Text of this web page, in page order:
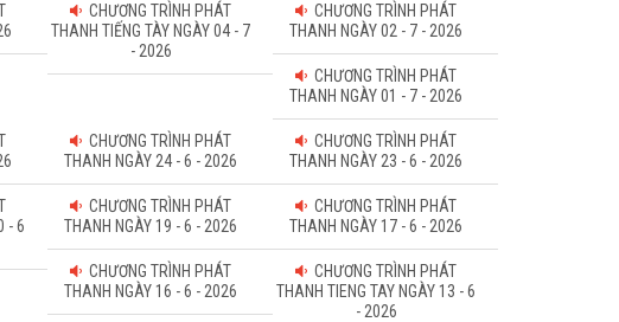
CHƯƠNG TRÌNH PHÁT
THANH TIẾNG TÀY NGÀY 04 - 7
- 2026
CHƯƠNG TRÌNH PHÁT
THANH NGÀY 02 - 7 - 2026
CHƯƠNG TRÌNH PHÁT
THANH NGÀY 01 - 7 - 2026
CHƯƠNG TRÌNH PHÁT
THANH NGÀY 24 - 6 - 2026
CHƯƠNG TRÌNH PHÁT
THANH NGÀY 23 - 6 - 2026
- 6
CHƯƠNG TRÌNH PHÁT
THANH NGÀY 19 - 6 - 2026
CHƯƠNG TRÌNH PHÁT
THANH NGÀY 17 - 6 - 2026
CHƯƠNG TRÌNH PHÁT
THANH NGÀY 16 - 6 - 2026
CHƯƠNG TRÌNH PHÁT
THANH TIENG TAY NGÀY 13 - 6
- 2026